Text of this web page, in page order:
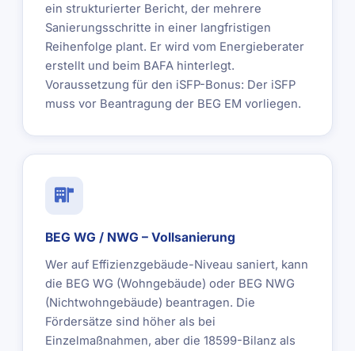
ein strukturierter Bericht, der mehrere
Sanierungsschritte in einer langfristigen
Reihenfolge plant. Er wird vom Energieberater
erstellt und beim BAFA hinterlegt.
Voraussetzung für den iSFP-Bonus: Der iSFP
muss vor Beantragung der BEG EM vorliegen.
BEG WG / NWG – Vollsanierung
Wer auf Effizienzgebäude-Niveau saniert, kann
die BEG WG (Wohngebäude) oder BEG NWG
(Nichtwohngebäude) beantragen. Die
Fördersätze sind höher als bei
Einzelmaßnahmen, aber die 18599-Bilanz als